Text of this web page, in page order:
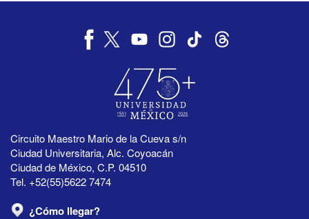
Circuito Maestro Mario de la Cueva s/n
Ciudad Universitaria, Alc. Coyoacán
Ciudad de México, C.P. 04510
Tel. +52(55)5622 7474
¿Cómo llegar?